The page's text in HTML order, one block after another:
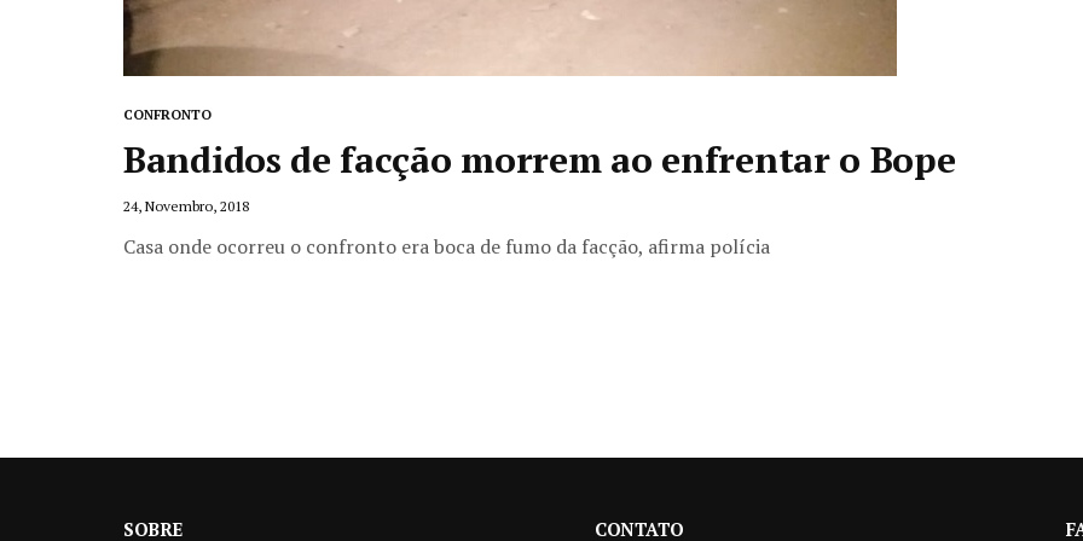
CONFRONTO
Bandidos de facção morrem ao enfrentar o Bope
24, Novembro, 2018
Casa onde ocorreu o confronto era boca de fumo da facção, afirma polícia
SOBRE CONTATO